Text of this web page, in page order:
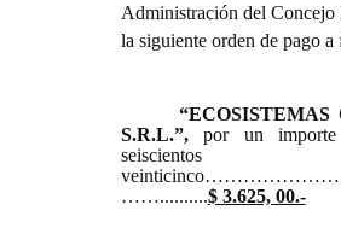
Mujeres que Dejaron Huellas - Registro
Ciudadano Ilustre - Registro
Banca del Vecino - Registro
Administración del Concejo
la siguiente orden de pago a
S.R.L.”,por un importe
seiscientos
……..........$ 3.625, 00.-